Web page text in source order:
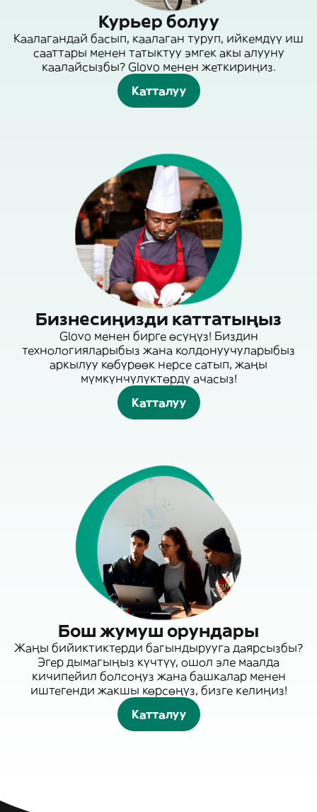
Курьер болуу
Каалагандай басып, каалаган туруп, ийкемдүү иш
сааттары менен татыктуу эмгек акы алууну
каалайсызбы? Glovo менен жеткириңиз.
Катталуу
Бизнесиңизди каттатыңыз
Glovo менен бирге өсүңүз! Биздин
технологияларыбыз жана колдонуучуларыбыз
аркылуу көбүрөөк нерсе сатып, жаңы
мүмкүнчүлүктөрдү ачасыз!
Катталуу
Бош жумуш орундары
Жаңы бийиктиктерди багындырууга даярсызбы?
Эгер дымагыңыз күчтүү, ошол эле маалда
кичипейил болсоңуз жана башкалар менен
иштегенди жакшы көрсөңүз, бизге келиңиз!
Катталуу